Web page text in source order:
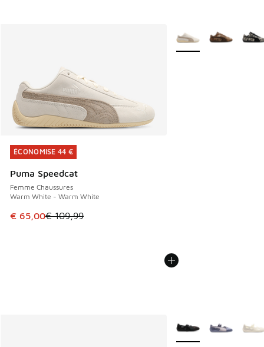
ÉCONOMISE 44 €
Puma Speedcat
Femme Chaussures
Warm White - Warm White
Cet article est en promotion. Prix en baisse de € 109,99 à
€ 65,00€ 109,99
ÉCONOMISE 44 €
Plus de couleurs
Plus de couleurs